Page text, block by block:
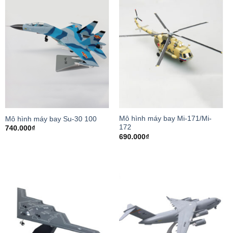
Mô hình máy bay Su-30 100
740.000₫
Mô hình máy bay Mi-171/Mi-
172
690.000₫